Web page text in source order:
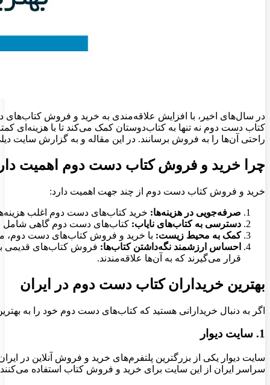
در سال‌های اخیر، با افزایش علاقه‌مندی به خرید و فروش کتاب‌های
کتاب دست دوم نه تنها به کتاب‌دوستان کمک می‌کند تا با هزینه‌ای
راحتی آن‌ها را به فروش برسانند. در این مقاله و به گزارش سایت
چرا خرید و فروش کتاب دست دوم اهمیت
خرید و فروش کتاب دست دوم از چند جهت اهمیت دارد:
صرفه‌جویی در هزینه‌ها: خرید کتاب‌های دست دوم اغلب
دسترسی به کتاب‌های نایاب: کتاب‌های دست دوم گاهی شامل
کمک به محیط زیست: با خرید و فروش کتاب‌های دست
احساس ارزشمند نگه‌داشتن کتاب‌ها: فروش کتاب‌های قدیمی
قرار می‌گیرند که به آن‌ها علاقه‌مندند.
بهترین خریداران کتاب دست دوم در ایران
اگر به دنبال خریدارانی هستید که کتاب‌های دست دوم خود را به
1. سایت دیوار
سایت دیوار یکی از بزرگترین پلتفرم‌های خرید و فروش آنلاین در
سراسر ایران از این سایت برای خرید و فروش کتاب استفاده